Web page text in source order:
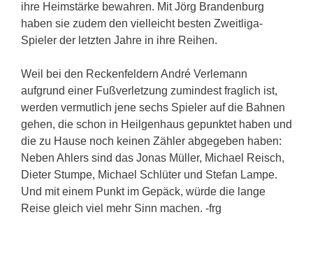
ihre Heimstärke bewahren. Mit Jörg Brandenburg
haben sie zudem den vielleicht besten Zweitliga-
Spieler der letzten Jahre in ihre Reihen.
Weil bei den Reckenfeldern André Verlemann
aufgrund einer Fußverletzung zumindest fraglich ist,
werden vermutlich jene sechs Spieler auf die Bahnen
gehen, die schon in Heilgenhaus gepunktet haben und
die zu Hause noch keinen Zähler abgegeben haben:
Neben Ahlers sind das Jonas Müller, Michael Reisch,
Dieter Stumpe, Michael Schlüter und Stefan Lampe.
Und mit einem Punkt im Gepäck, würde die lange
Reise gleich viel mehr Sinn machen. -frg